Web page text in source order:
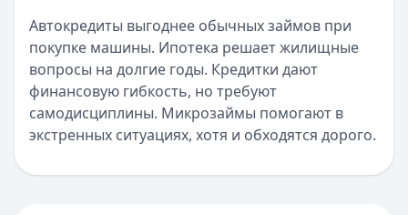
Автокредиты выгоднее обычных займов при
покупке машины. Ипотека решает жилищные
вопросы на долгие годы. Кредитки дают
финансовую гибкость, но требуют
самодисциплины. Микрозаймы помогают в
экстренных ситуациях, хотя и обходятся дорого.